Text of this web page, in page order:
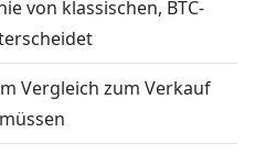
von klassischen, BTC-
Vergleich zum Verkauf